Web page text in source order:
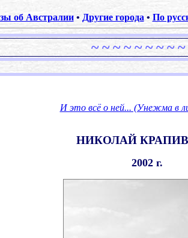
об Австралии• Другие города • По
~ ~ ~ ~ ~ ~ ~ ~ ~
И это всё о ней... (Унежма в
НИКОЛАЙ
2002 г.